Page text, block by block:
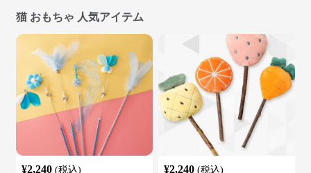
猫 おもちゃ 人気アイテム
¥2,240 (税込) ¥2,240 (税込)